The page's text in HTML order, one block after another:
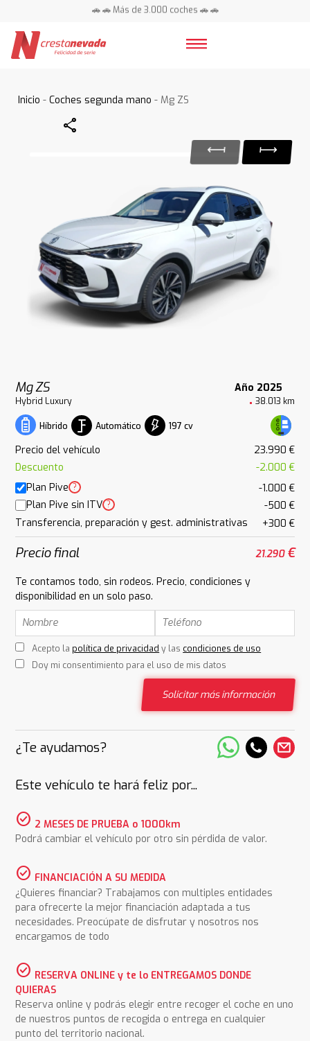
🚗 🚗 Más de 3.000 coches 🚗 🚗
Inicio -Coches segunda mano - Mg ZS
Share
Mg ZS Año 2025
Hybrid Luxury 38.013 km
Híbrido Automático 197 cv
Precio del vehículo
23.990 €
Descuento
-2.000 €
Plan Pive ?
-1.000 €
Plan Pive sin ITV ?
-500 €
Transferencia, preparación y gest. administrativas
+300 €
Precio final 21.290€
Te contamos todo, sin rodeos. Precio, condiciones y
disponibilidad en un solo paso.
Acepto la política de privacidad y las condiciones de uso
Doy mi consentimiento para el uso de mis datos
Solicitar más información
¿Te ayudamos?
Este vehículo te hará feliz por...
check_circle 2 MESES DE PRUEBA o 1000km
Podrá cambiar el vehículo por otro sin pérdida de valor.
check_circle FINANCIACIÓN A SU MEDIDA
¿Quieres financiar? Trabajamos con multiples entidades
para ofrecerte la mejor financiación adaptada a tus
necesidades. Preocúpate de disfrutar y nosotros nos
encargamos de todo
check_circle RESERVA ONLINE y te lo ENTREGAMOS DONDE
QUIERAS
Reserva online y podrás elegir entre recoger el coche en uno
de nuestros puntos de recogida o entrega en cualquier
punto del territorio nacional.